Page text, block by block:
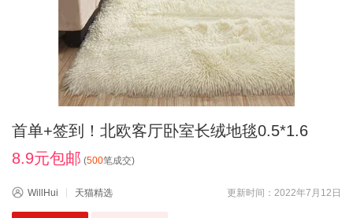
首单+签到！北欧客厅卧室长绒地毯0.5*1.6
8.9元包邮 (500笔成交)
WillHui 天猫精选 更新时间：2022年7月12日